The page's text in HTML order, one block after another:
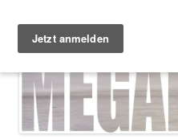
Megabambi